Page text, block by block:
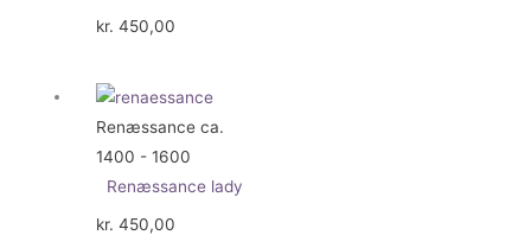
kr. 450,00
Renæssance ca.
1400 - 1600
Renæssance lady
kr. 450,00